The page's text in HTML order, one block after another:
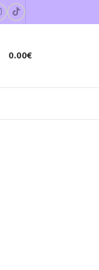
0.00€